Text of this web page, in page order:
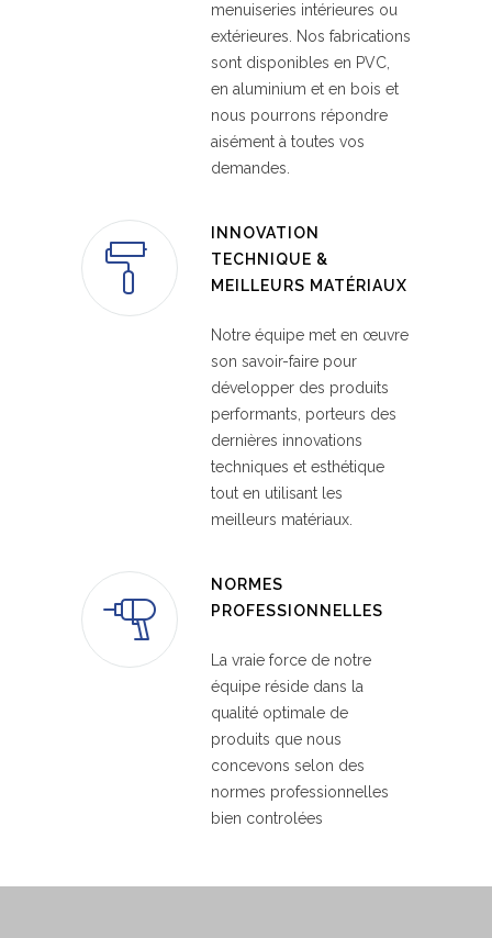
menuiseries intérieures ou
extérieures. Nos fabrications
sont disponibles en PVC,
en aluminium et en bois et
nous pourrons répondre
aisément à toutes vos
demandes.
INNOVATION
TECHNIQUE &
MEILLEURS MATÉRIAUX
Notre équipe met en œuvre
son savoir-faire pour
développer des produits
performants, porteurs des
dernières innovations
techniques et esthétique
tout en utilisant les
meilleurs matériaux.
NORMES
PROFESSIONNELLES
La vraie force de notre
équipe réside dans la
qualité optimale de
produits que nous
concevons selon des
normes professionnelles
bien controlées